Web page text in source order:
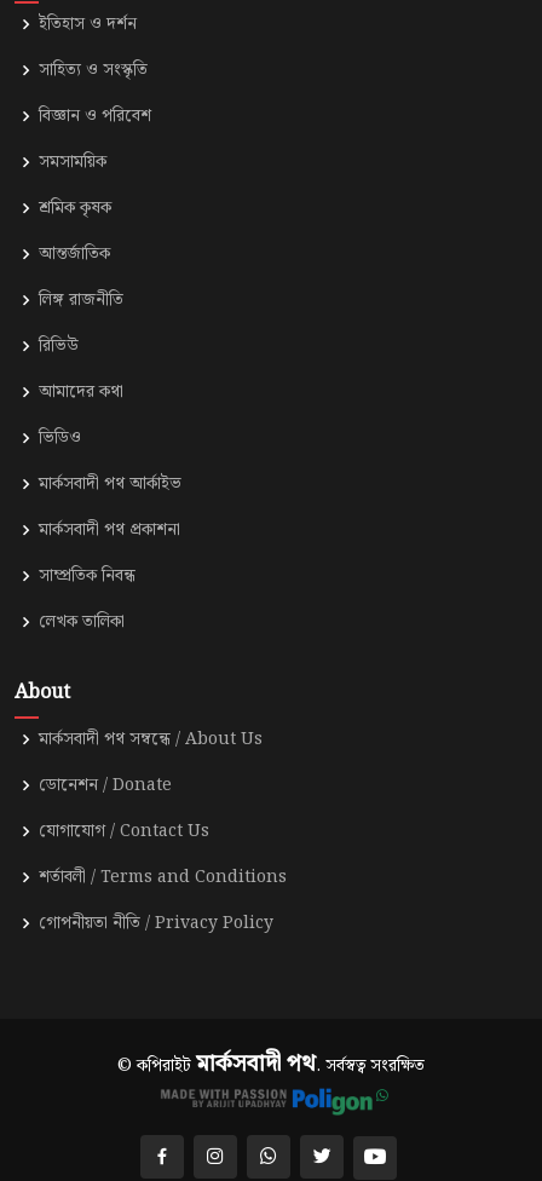
ইতিহাস ও দর্শন
সাহিত্য ও সংস্কৃতি
⁠বিজ্ঞান ও পরিবেশ
সমসাময়িক
শ্রমিক কৃষক
আন্তর্জাতিক
লিঙ্গ রাজনীতি
রিভিউ
আমাদের কথা
ভিডিও
মার্কসবাদী পথ আর্কাইভ
মার্কসবাদী পথ প্রকাশনা
সাম্প্রতিক নিবন্ধ
লেখক তালিকা
About
মার্কসবাদী পথ সম্বন্ধে / About Us
ডোনেশন / Donate
যোগাযোগ / Contact Us
শর্তাবলী / Terms and Conditions
গোপনীয়তা নীতি / Privacy Policy
© কপিরাইটমার্কসবাদী পথ. সর্বস্বত্ব সংরক্ষিত